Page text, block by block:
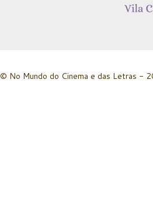
© No Mundo do Cinema e das Letras -